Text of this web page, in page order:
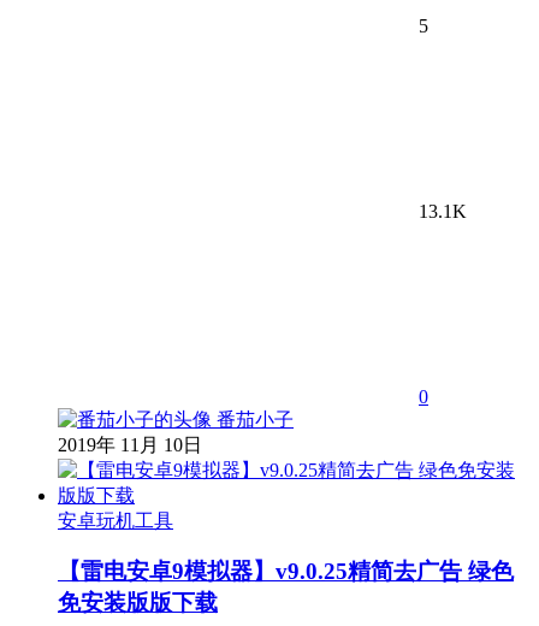
5
13.1K
0
番茄小子
2019年 11月 10日
安卓玩机工具
【雷电安卓9模拟器】v9.0.25精简去广告 绿色
免安装版版下载